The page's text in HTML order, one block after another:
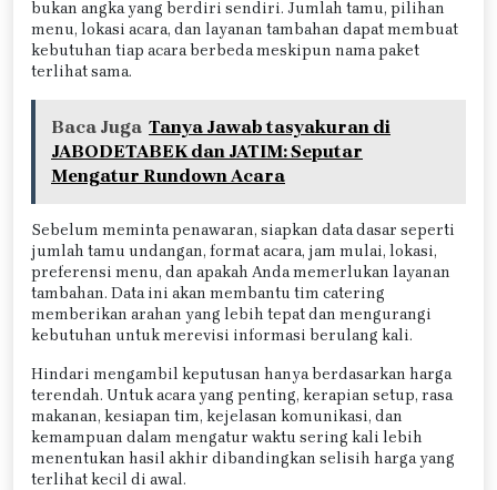
bukan angka yang berdiri sendiri. Jumlah tamu, pilihan
menu, lokasi acara, dan layanan tambahan dapat membuat
kebutuhan tiap acara berbeda meskipun nama paket
terlihat sama.
Baca Juga Tanya Jawab tasyakuran di
JABODETABEK dan JATIM: Seputar
Mengatur Rundown Acara
Sebelum meminta penawaran, siapkan data dasar seperti
jumlah tamu undangan, format acara, jam mulai, lokasi,
preferensi menu, dan apakah Anda memerlukan layanan
tambahan. Data ini akan membantu tim catering
memberikan arahan yang lebih tepat dan mengurangi
kebutuhan untuk merevisi informasi berulang kali.
Hindari mengambil keputusan hanya berdasarkan harga
terendah. Untuk acara yang penting, kerapian setup, rasa
makanan, kesiapan tim, kejelasan komunikasi, dan
kemampuan dalam mengatur waktu sering kali lebih
menentukan hasil akhir dibandingkan selisih harga yang
terlihat kecil di awal.